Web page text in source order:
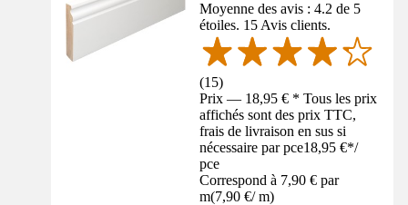
Moyenne des avis : 4.2 de 5
étoiles. 15 Avis clients.
(15)
Prix — 18,95 € * Tous les prix
affichés sont des prix TTC,
frais de livraison en sus si
nécessaire par pce18,95 €*/
pce
Correspond à 7,90 € par
m(7,90 €/ m)